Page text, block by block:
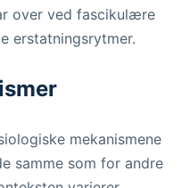
over ved fascikulære
erstatningsrytmer.
mekanismene
samme som for andre